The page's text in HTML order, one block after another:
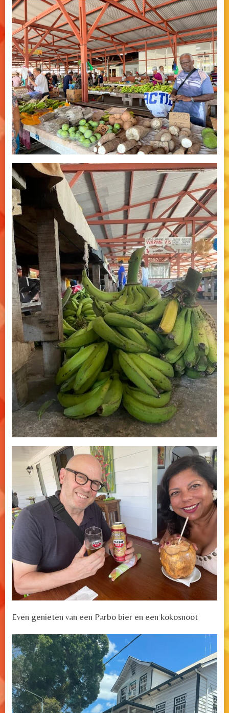
Even genieten van een Parbo bier en een kokosnoot